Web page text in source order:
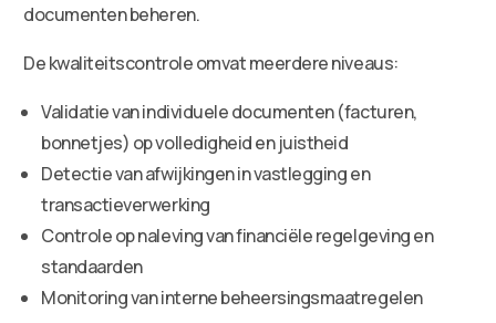
documenten beheren.
De kwaliteitscontrole omvat meerdere niveaus:
Validatie van individuele documenten (facturen,
bonnetjes) op volledigheid en juistheid
Detectie van afwijkingen in vastlegging en
transactieverwerking
Controle op naleving van financiële regelgeving en
standaarden
Monitoring van interne beheersingsmaatregelen